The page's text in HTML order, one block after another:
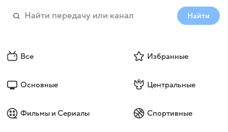
Найти
Все Избранные
Основные Центральные
Фильмы и Сериалы Спортивные